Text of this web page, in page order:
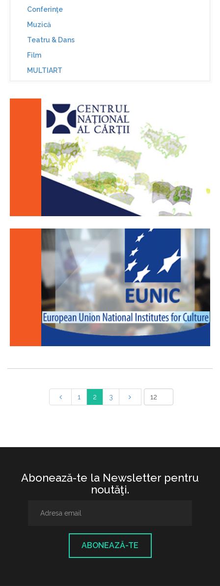
Conferinţe
Muzică
Teatru & Dans
Film
MULTIART
1 2 3
Abonează-te la Newsletter pentru
noutăţi.
ABONEAZĂ-TE